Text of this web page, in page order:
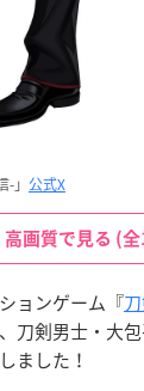
」 公式X
高画質で見る (
ョンゲーム『
刀剣男士・大
ました！